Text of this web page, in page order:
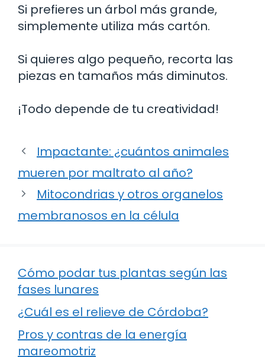
Si prefieres un árbol más grande,
simplemente utiliza más cartón.
Si quieres algo pequeño, recorta las
piezas en tamaños más diminutos.
¡Todo depende de tu creatividad!
Impactante: ¿cuántos animales
mueren por maltrato al año?
Mitocondrias y otros organelos
membranosos en la célula
Cómo podar tus plantas según las
fases lunares
¿Cuál es el relieve de Córdoba?
Pros y contras de la energía
mareomotriz